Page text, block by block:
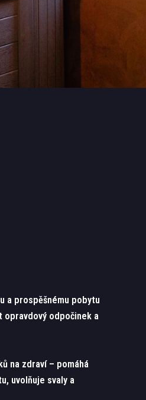
a prospěšnému pobytu
opravdový odpočinek a
na zdraví – pomáhá
uvolňuje svaly a